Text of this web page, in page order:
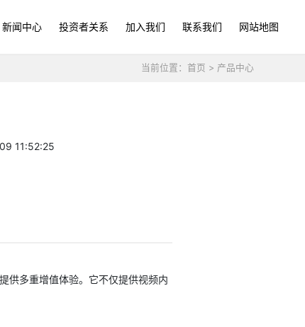
新闻中心 投资者关系 加入我们 联系我们 网站地图
当前位置： 首页 > 产品中心
11:52:25
多重增值体验。它不仅提供视频内